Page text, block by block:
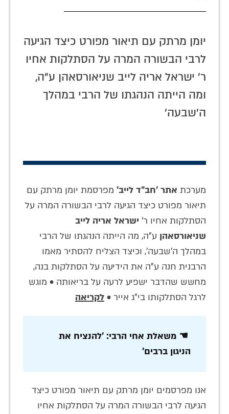
יומן מרתק עם תיאור מפורט כיצד הגיעה
לרבי הבשורה המרה על הסתלקות אחיו
ר' ישראל אריה לייב שניאורסאהן ע"ה,
ומה הייתה הנהגתו של הרבי במהלך
ה'שבעה'
מערכת אתר 'חב"ד לייב' מפרסמת יומן מרתק עם
תיאור מפורט כיצד הגיעה לרבי הבשורה המרה על
הסתלקות אחיו ר' ישראל אריה לייב
שניאורסאהן ע"ה, מה הייתה הנהגתו של הרבי
במהלך ה'שבעה', וכיצד הצליח להסתיר מאמו
הרבנית חנה ע"ה את הידיעה על הסתלקות בנה,
מחשש שהדבר ישפיע לרעה על בריאותה • מוגש
לרגל הסתלקותו בי"ג אייר • לקריאה
☚ משאלת אחי הרבי: 'להנציח את
הניגון ברבים'
אנו מפרסמים יומן מרתק עם תיאור מפורט כיצד
הגיעה לרבי הבשורה המרה על הסתלקות אחיו